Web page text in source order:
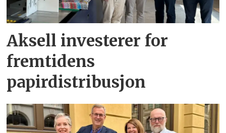
Aksell investerer for
fremtidens
papirdistribusjon